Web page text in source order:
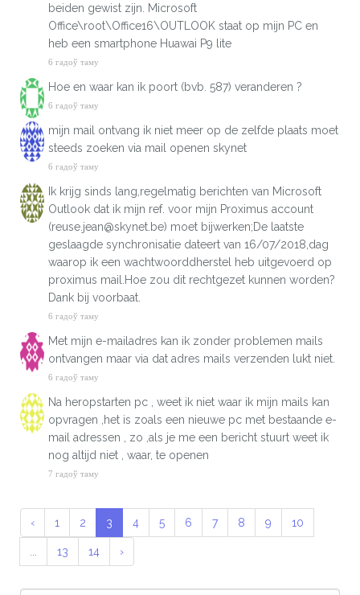
beiden gewist zijn. Microsoft
Office\root\Office16\OUTLOOK staat op mijn PC en
heb een smartphone Huawai P9 lite
6 гадоў таму
Hoe en waar kan ik poort (bvb. 587) veranderen ?
6 гадоў таму
mijn mail ontvang ik niet meer op de zelfde plaats moet
steeds zoeken via mail openen skynet
6 гадоў таму
Ik krijg sinds lang,regelmatig berichten van Microsoft
Outlook dat ik mijn ref. voor mijn Proximus account
(reuse.jean@skynet.be) moet bijwerken;De laatste
geslaagde synchronisatie dateert van 16/07/2018,dag
waarop ik een wachtwoorddherstel heb uitgevoerd op
proximus mail.Hoe zou dit rechtgezet kunnen worden?
Dank bij voorbaat.
6 гадоў таму
Met mijn e-mailadres kan ik zonder problemen mails
ontvangen maar via dat adres mails verzenden lukt niet.
6 гадоў таму
Na heropstarten pc , weet ik niet waar ik mijn mails kan
opvragen ,het is zoals een nieuwe pc met bestaande e-
mail adressen , zo ,als je me een bericht stuurt weet ik
nog altijd niet , waar, te openen
7 гадоў таму
‹ 1 2 3 4 5 6 7 8 9 10
... 13 14 ›